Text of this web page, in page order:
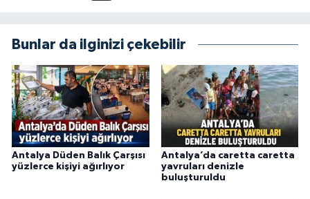
amaçlıyorum. Habercilik anlayışımda etik
alanlarda ürettiğim içeriklerle kamuoyuna
fayda sağla
Bunlar da ilginizi çekebilir
Antalya Düden Balık Çarşısı
yüzlerce kişiyi ağırlıyor
Antalya’da caretta caretta
yavruları denizle
buluşturuldu